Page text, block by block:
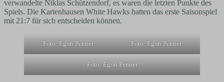
verwandelte Niklas Schützendorf, es waren die letzten Punkte des
Spiels. Die Kartenhausen White Hawks hatten das erste Saisonspiel
mit 21:7 für sich entscheiden können.
Foto: Egon Penner Foto: Egon Penner
Foto: Egon Penner